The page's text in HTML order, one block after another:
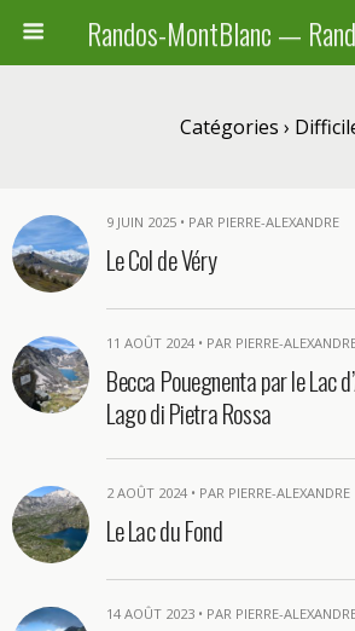
Catégories ›
9 JUIN 2025 • PAR PIERRE-ALEXANDRE
Le Col de Véry
11 AOÛT 2024 • PAR PIERRE-
Becca Pouegnenta par le Lac
Lago di Pietra Rossa
2 AOÛT 2024 • PAR PIERRE-ALEXANDRE
Le Lac du Fond
14 AOÛT 2023 • PAR PIERRE-